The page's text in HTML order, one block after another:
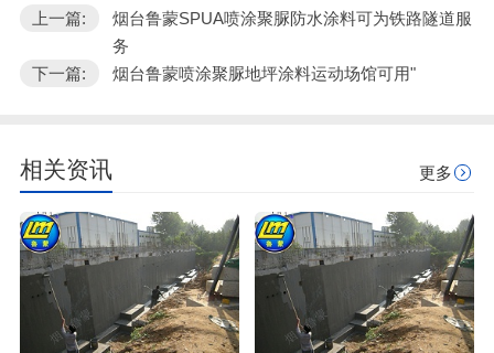
上一篇:
烟台鲁蒙SPUA喷涂聚脲防水涂料可为铁路隧道服
务
下一篇:
烟台鲁蒙喷涂聚脲地坪涂料运动场馆可用"
相关资讯 更多